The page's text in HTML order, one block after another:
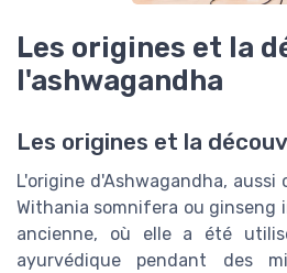
Les origines et la
l'ashwagandha
Les origines et la
L'origine d'Ashwagandha, aussi
Withania somnifera ou ginseng
ancienne, où elle a été
ayurvédique pendant des